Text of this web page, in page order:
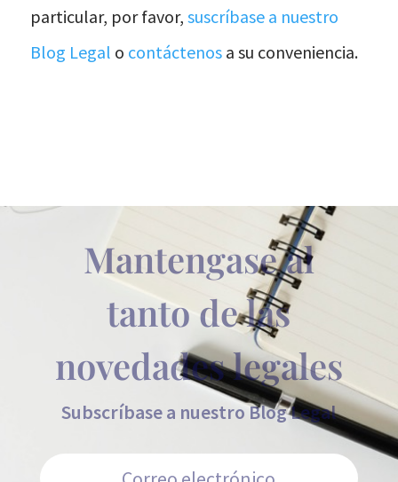
particular, por favor, suscríbase a nuestro
Blog Legal o contáctenosa su conveniencia.
Mantengase al
tanto de las
novedades legales
Subscríbase a nuestro Blog Legal